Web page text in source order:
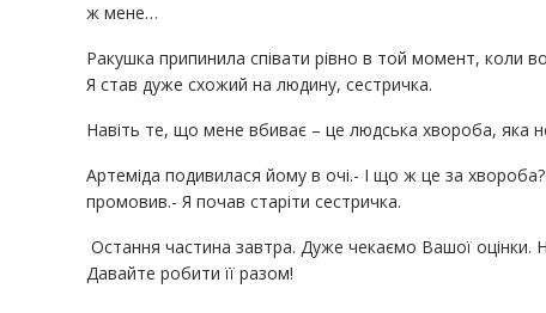
ж мене…
Ракушка припинила співати рівно в той момент, коли
Я став дуже схожий на людину, сестричка.
Навіть те, що мене вбиває – це людська хвороба, яка
Артеміда подивилася йому в очі.- І що ж це за
промовив.- Я почав старіти сестричка.
Остання частина завтра. Дуже чекаємо Вашої оцінки.
Давайте робити її разом!